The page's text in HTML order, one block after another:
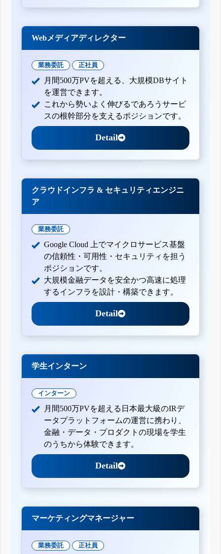
Webメディアディレクター
業務委託 正社員
月間500万PVを超える、大規模DBサイト
を運営できます。
これから勢いよく伸びるであろうサービ
スの根幹部分を支えるポジションです。
Detail
クラウドインフラ & セキュリティエンジニ
ア
業務委託
Google Cloud 上でマイクロサービス基盤
の信頼性・可用性・セキュリティを担う
ポジションです。
大規模金融データを安全かつ高速に処理
するインフラを設計・構築できます。
Detail
学生インターン
インターン
月間500万PVを超える日本最大級のIRデ
ータプラットフォームの運営に携わり、
金融・データ・プロダクトの現場を学生
のうちから体験できます。
Detail
マーケティングマネージャー
業務委託 正社員